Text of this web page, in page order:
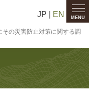
MENU
JP | EN
の災害防止対策に関する調